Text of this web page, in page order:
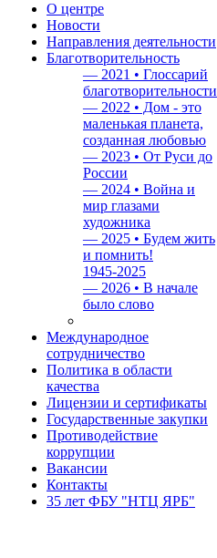
О центре
Новости
Направления деятельности
Благотворительность
— 2021 • Глоссарий
благотворительности
— 2022 • Дом - это
маленькая планета,
созданная любовью
— 2023 • От Руси до
России
— 2024 • Война и
мир глазами
художника
— 2025 • Будем жить
и помнить!
1945-2025
— 2026 • В начале
было слово
Международное
сотрудничество
Политика в области
качества
Лицензии и сертификаты
Государственные закупки
Противодействие
коррупции
Вакансии
Контакты
35 лет ФБУ "НТЦ ЯРБ"